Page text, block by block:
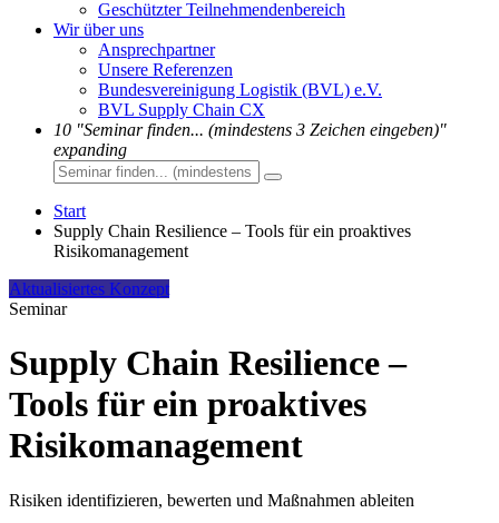
Geschützter Teilnehmendenbereich
Wir über uns
Ansprechpartner
Unsere Referenzen
Bundesvereinigung Logistik (BVL) e.V.
BVL Supply Chain CX
10 "Seminar finden... (mindestens 3 Zeichen eingeben)"
expanding
Start
Supply Chain Resilience – Tools für ein proaktives
Risikomanagement
Aktualisiertes Konzept
Seminar
Supply Chain Resilience –
Tools für ein proaktives
Risikomanagement
Risiken identifizieren, bewerten und Maßnahmen ableiten